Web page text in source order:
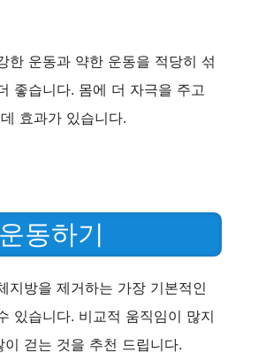
한 운동과 약한 운동을 적당히 섞
좋습니다. 몸에 더 자극을 주고
효과가 있습니다.
동하기
지방을 제거하는 가장 기본적인
있습니다. 비교적 움직임이 많지
이 걷는 것을 추천 드립니다.